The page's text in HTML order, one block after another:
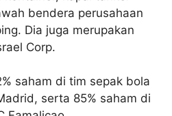
bendera perusahaan
Dia juga merupakan
Corp.
saham di tim sepak bola
serta 85% saham di